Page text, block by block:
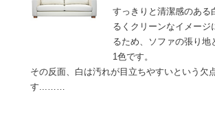
すっきりと清潔感のある
るくクリーンなイメージ
るため、ソファの張り地
1色です。
その反面、白は汚れが目立ちやすいという欠
す...……